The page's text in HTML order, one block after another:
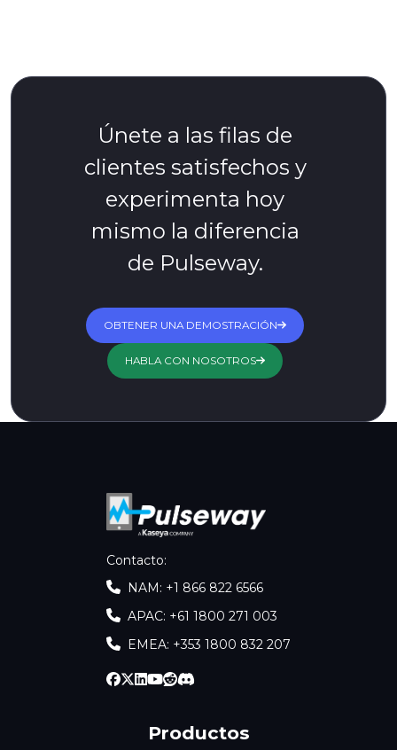
Únete a las filas de
clientes satisfechos y
experimenta hoy
mismo la diferencia
de Pulseway.
OBTENER UNA DEMOSTRACIÓN
HABLA CON NOSOTROS
Contacto:
NAM: +1 866 822 6566
APAC: +61 1800 271 003
EMEA: +353 1800 832 207
Productos